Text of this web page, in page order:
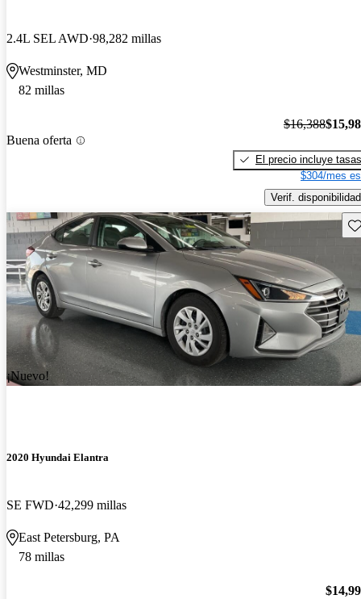
2.4L SEL AWD 98,282 millas
Westminster, MD
82 millas
Buena oferta
$16,388
El precio incluye tasas
$304/mes
Verif. disponibilidad
¡Nuevo!
2020 Hyundai Elantra
SE FWD 42,299 millas
East Petersburg, PA
78 millas